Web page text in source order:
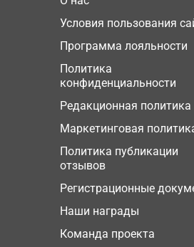
Условия пользования
Программа лояльности
Политика
конфиденциальности
Редакционная политика
Маркетинговая
Политика публикации
отзывов
Регистрационные
Наши награды
Команда проекта